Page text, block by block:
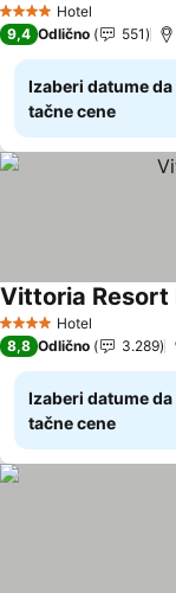
4 ZvezdiceHotel
9,4 Odlično 551
Izaberi datume
tačne cene
4 ZvezdiceHotel
Vittoria Resort
8,8 Odlično 3.289
Izaberi datume
tačne cene